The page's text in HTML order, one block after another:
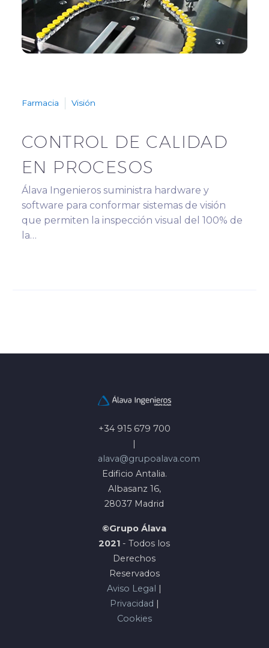
Farmacia Visión
CONTROL DE CALIDAD
EN PROCESOS
Álava Ingenieros suministra hardware y
software para conformar sistemas de visión
que permiten la inspección visual del 100% de
la…
+34 915 679 700
|
alava@grupoalava.com
Edificio Antalia.
Albasanz 16,
28037 Madrid
©Grupo Álava
2021 - Todos los
Derechos
Reservados
Aviso Legal |
Privacidad |
Cookies